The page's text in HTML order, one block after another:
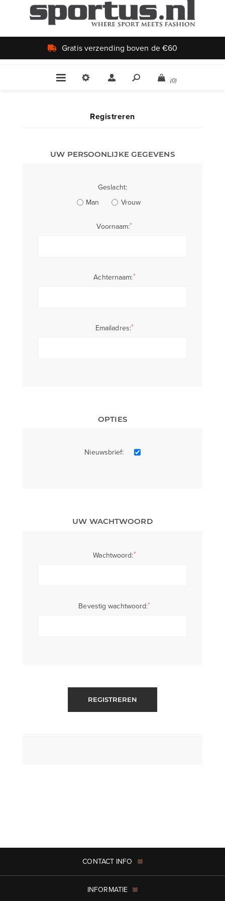
Gratis verzending boven de €60
(0)
Registreren
UW PERSOONLIJKE GEGEVENS
Geslacht:
Man
Vrouw
Voornaam:*
Achternaam:*
Emailadres:*
OPTIES
Nieuwsbrief:
UW WACHTWOORD
Wachtwoord:*
Bevestig wachtwoord:*
REGISTREREN
CONTACT INFO
INFORMATIE